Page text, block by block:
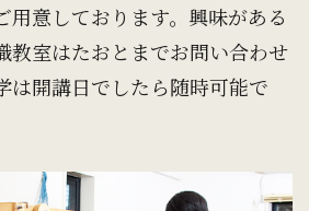
用意しております。興味がある
教室はたおとまでお問い合わせ
は開講日でしたら随時可能で